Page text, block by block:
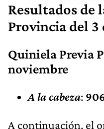
Resultados de
Provincia del
Quiniela Previa
noviembre
A la cabeza:
A continuación, el